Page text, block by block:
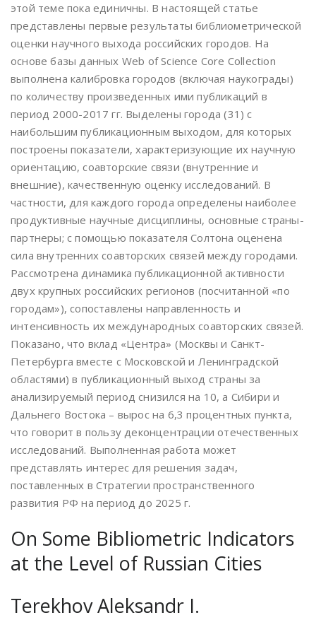
этой теме пока единичны. В настоящей статье
представлены первые результаты библиометрической
оценки научного выхода российских городов. На
основе базы данных Web of Science Core Collection
выполнена калибровка городов (включая наукограды)
по количеству произведенных ими публикаций в
период 2000-2017 гг. Выделены города (31) с
наибольшим публикационным выходом, для которых
построены показатели, характеризующие их научную
ориентацию, соавторские связи (внутренние и
внешние), качественную оценку исследований. В
частности, для каждого города определены наиболее
продуктивные научные дисциплины, основные страны-
партнеры; с помощью показателя Солтона оценена
сила внутренних соавторских связей между городами.
Рассмотрена динамика публикационной активности
двух крупных российских регионов (посчитанной «по
городам»), сопоставлены направленность и
интенсивность их международных соавторских связей.
Показано, что вклад «Центра» (Москвы и Санкт-
Петербурга вместе с Московской и Ленинградской
областями) в публикационный выход страны за
анализируемый период снизился на 10, а Сибири и
Дальнего Востока – вырос на 6,3 процентных пункта,
что говорит в пользу деконцентрации отечественных
исследований. Выполненная работа может
представлять интерес для решения задач,
поставленных в Стратегии пространственного
развития РФ на период до 2025 г.
On Some Bibliometric Indicators
at the Level of Russian Cities
Terekhov Aleksandr I.